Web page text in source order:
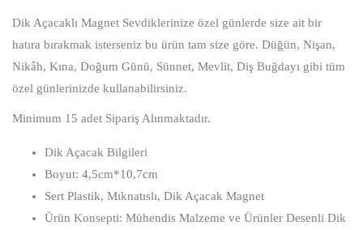
Dik Açacaklı Magnet Sevdiklerinize özel günlerde size ait bir
hatıra bırakmak isterseniz bu ürün tam size göre. Düğün, Nişan,
Nikâh, Kına, Doğum Günü, Sünnet, Mevlit, Diş Buğdayı gibi tüm
özel günlerinizde kullanabilirsiniz.
Minimum 15 adet Sipariş Alınmaktadır.
Dik Açacak Bilgileri
Boyut: 4,5cm*10,7cm
Sert Plastik, Mıknatıslı, Dik Açacak Magnet
Ürün Konsepti: Mühendis Malzeme ve Ürünler Desenli Dik